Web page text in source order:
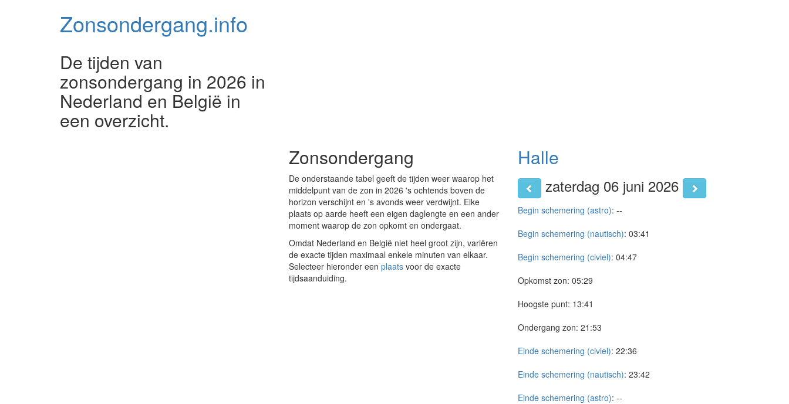
Zonsondergang.info
De tijden van
zonsondergang in 2026 in
Nederland en België in
een overzicht.
Zonsondergang
De onderstaande tabel geeft de tijden weer waarop het
middelpunt van de zon in 2026 's ochtends boven de
horizon verschijnt en 's avonds weer verdwijnt. Elke
plaats op aarde heeft een eigen daglengte en een ander
moment waarop de zon opkomt en ondergaat.
Omdat Nederland en België niet heel groot zijn, variëren
de exacte tijden maximaal enkele minuten van elkaar.
Selecteer hieronder een plaats voor de exacte
tijdsaanduiding.
Halle
zaterdag 06 juni 2026
Begin schemering (astro): --
Begin schemering (nautisch): 03:41
Begin schemering (civiel): 04:47
Opkomst zon: 05:29
Hoogste punt: 13:41
Ondergang zon: 21:53
Einde schemering (civiel): 22:36
Einde schemering (nautisch): 23:42
Einde schemering (astro): --